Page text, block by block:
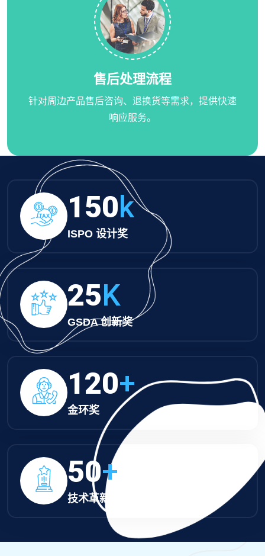
售后处理流程
针对周边产品售后咨询、退换货等需求，提供快速
响应服务。
150k
ISPO 设计奖
25K
GSDA 创新奖
120+
金环奖
50+
技术革新奖